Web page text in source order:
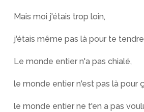
Mais moi j'étais trop loin,
j'étais même pas là pour te
Le monde entier n'a pas chialé,
le monde entier n'est pas là pour
le monde entier ne t'en a pas